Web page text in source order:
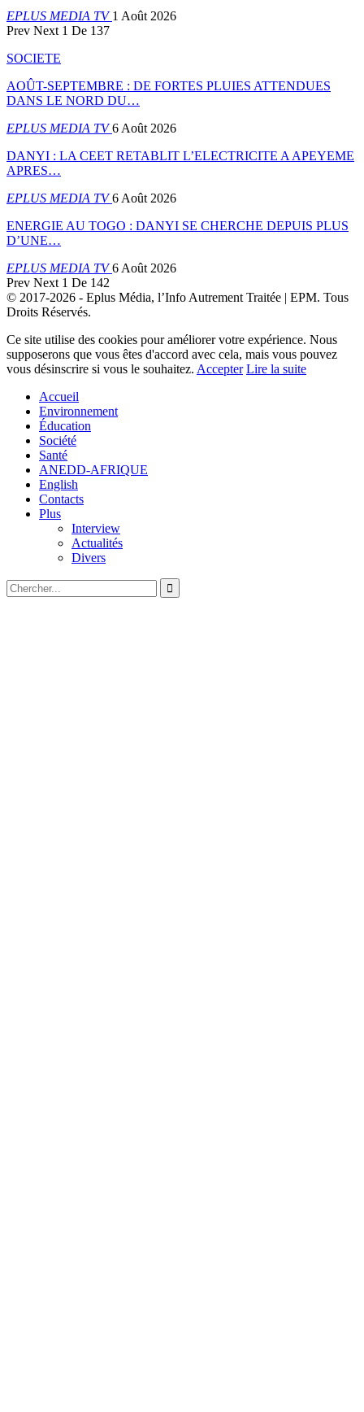
EPLUS MEDIA TV1 Août 2026
Prev Next 1 De 137
SOCIETE
AOÛT-SEPTEMBRE : DE FORTES PLUIES ATTENDUES
DANS LE NORD DU…
EPLUS MEDIA TV6 Août 2026
DANYI : LA CEET RETABLIT L’ELECTRICITE A APEYEME
APRES…
EPLUS MEDIA TV6 Août 2026
ENERGIE AU TOGO : DANYI SE CHERCHE DEPUIS PLUS
D’UNE…
EPLUS MEDIA TV6 Août 2026
Prev Next 1 De 142
© 2017-2026 - Eplus Média, l’Info Autrement Traitée | EPM. Tous
Droits Réservés.
Ce site utilise des cookies pour améliorer votre expérience. Nous
supposerons que vous êtes d'accord avec cela, mais vous pouvez
vous désinscrire si vous le souhaitez. Accepter Lire la suite
Accueil
Environnement
Éducation
Société
Santé
ANEDD-AFRIQUE
English
Contacts
Plus
Interview
Actualités
Divers